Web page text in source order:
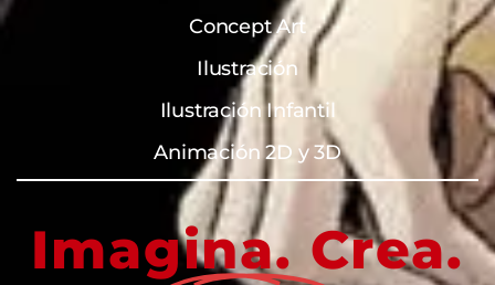
Concept Art
Ilustración
Ilustración Infantil
Animación 2D y 3D
Imagina. Crea.